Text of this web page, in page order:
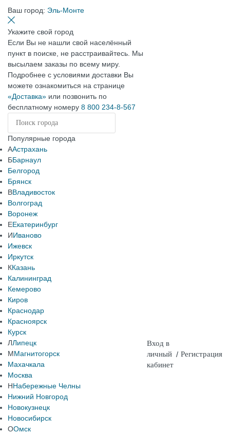
Ваш город: Эль-Монте
Укажите свой город
Если Вы не нашли свой населённый
пункт в поиске, не расстраивайтесь. Мы
высылаем заказы по всему миру.
Подробнее с условиями доставки Вы
можете ознакомиться на странице
«Доставка» или позвонить по
бесплатному номеру 8 800 234-8-567
Популярные города
ААстрахань
ББарнаул
Белгород
Брянск
ВВладивосток
Волгоград
Воронеж
ЕЕкатеринбург
ИИваново
Ижевск
Иркутск
ККазань
Калининград
Кемерово
Киров
Краснодар
Красноярск
Курск
ЛЛипецк
ММагнитогорск
Махачкала
Москва
ННабережные Челны
Нижний Новгород
Новокузнецк
Новосибирск
ООмск
Вход в
личный
кабинет
/ Регистрация